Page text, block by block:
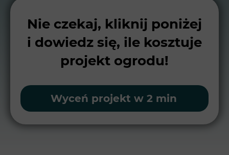
Nie czekaj, kliknij poniżej
i dowiedz się, ile kosztuje
projekt ogrodu!
Wyceń projekt w 2 min